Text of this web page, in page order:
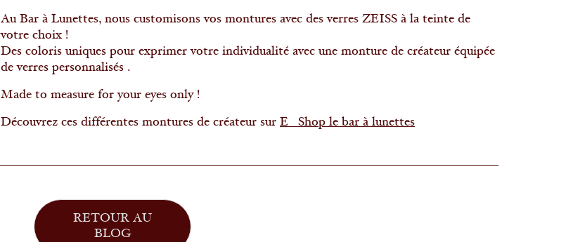
Au Bar à Lunettes, nous customisons vos montures avec des verres ZEISS à la teinte de
votre choix !
Des coloris uniques pour exprimer votre individualité avec une monture de créateur équipée
de verres personnalisés .
Made to measure for your eyes only !
Découvrez ces différentes montures de créateur sur E Shop le bar à lunettes
RETOUR AU
BLOG